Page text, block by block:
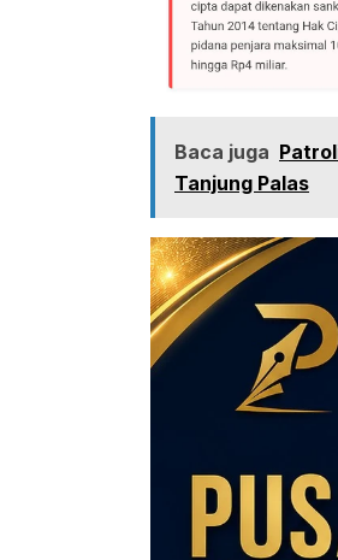
Baca juga
Tanjung Palas